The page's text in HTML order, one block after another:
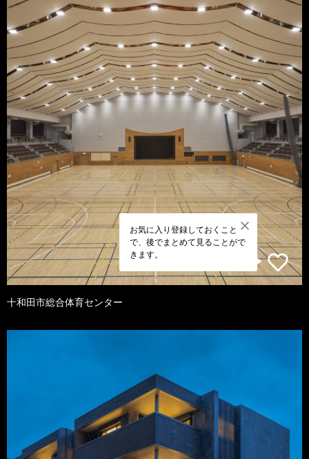
お気に入り登録しておくこと
で、後でまとめて見ることがで
きます。
十和田市総合体育センター